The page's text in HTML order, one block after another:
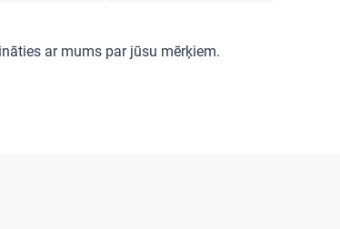
ar mums par jūsu mērķiem.